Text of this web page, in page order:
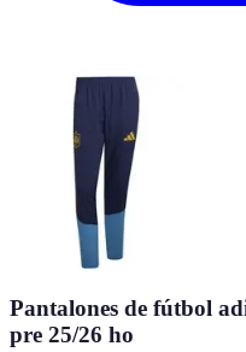
Pantalones de fútbol
pre 25/26 ho